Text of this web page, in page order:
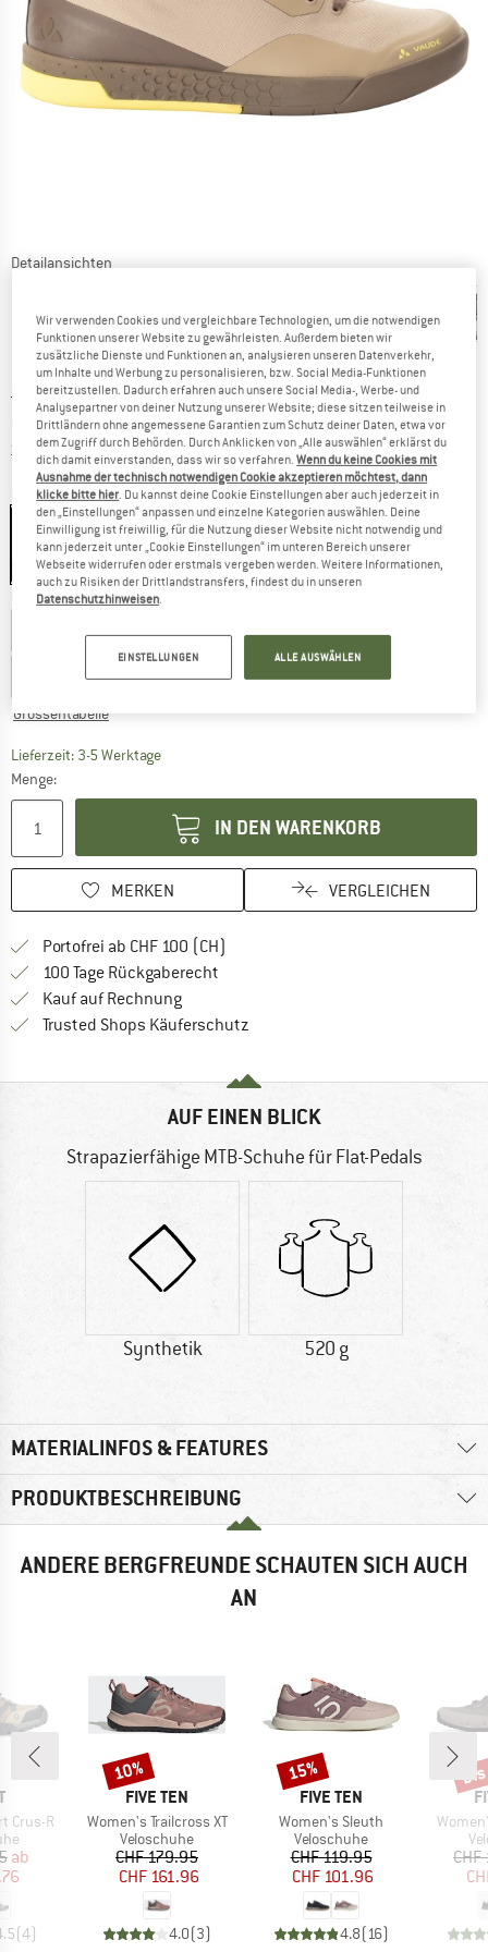
Detailansichten
Ursprünglicher Preis :
CHF139.95
Preis:
CHF90.97 inkl. MwSt., zollfreie Lieferung
zzgl. VersandkostenInformationen zu den Versandkosten. Öffnet sich in
Farbe:Linen
35%
Grösse wählen:
EU37 EU38 EU 39 EU40 EU
Grössentabelle
Lieferzeit: 3-5 WerktageDer Link öffnet sich in einer Infobox und
Menge:
IN DEN WARENKORB
MERKEN VERGLEICHEN
Portofrei ab CHF 100 (CH)
100 Tage Rückgaberecht
Kauf auf RechnungFinde die Zahlungs-Infos hier! Öffnet
Trusted Shops Käuferschutz
AUF EINEN BLICK
Strapazierfähige MTB-Schuhe für Flat-Pedals
Synthetik 520 g
MATERIALINFOS & FEATURES
PRODUKTBESCHREIBUNG
ANDERE BERGFREUNDE SCHAUTEN SICH AUCH
AN
Crus-R
Preis
ab
(4)
MARKE
FIVE TEN
Artikel
Women's Trailcross XT
Produktgruppe
Veloschuhe
Preis
CHF 179.95reduzierter Preis
CHF 161.96
4.0(3)
Rabatt
10%
MARKE
FIVE TEN
Artikel
Women's Sleuth
Produktgruppe
Veloschuhe
Preis
CHF 119.95reduzierter Preis
CHF 101.96
4.8( 16)
Rabatt
15%
Artikel
Wir verwenden Cookies und vergleichbare Technologien, um die notwendigen
Funktionen unserer Website zu gewährleisten. Außerdem bieten wir
zusätzliche Dienste und Funktionen an, analysieren unseren Datenverkehr,
um Inhalte und Werbung zu personalisieren, bzw. Social Media-Funktionen
bereitzustellen. Dadurch erfahren auch unsere Social Media-, Werbe- und
Analysepartner von deiner Nutzung unserer Website; diese sitzen teilweise in
Drittländern ohne angemessene Garantien zum Schutz deiner Daten, etwa vor
dem Zugriff durch Behörden. Durch Anklicken von „Alle auswählen“ erklärst du
dich damit einverstanden, dass wir so verfahren.Wenn du keine Cookies mit
Ausnahme der technisch notwendigen Cookie akzeptieren möchtest, dann
klicke bitte hier . Du kannst deine Cookie Einstellungen aber auch jederzeit in
den „Einstellungen“ anpassen und einzelne Kategorien auswählen. Deine
Einwilligung ist freiwillig, für die Nutzung dieser Website nicht notwendig und
kann jederzeit unter „Cookie Einstellungen“ im unteren Bereich unserer
Webseite widerrufen oder erstmals vergeben werden. Weitere Informationen,
auch zu Risiken der Drittlandstransfers, findest du in unseren
Datenschutzhinweisen
EINSTELLUNGEN ALLE AUSWÄHLEN